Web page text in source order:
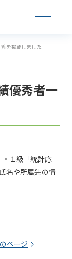
を掲載しました
優秀者一
１級「統計応
名や所属先の情
ページ